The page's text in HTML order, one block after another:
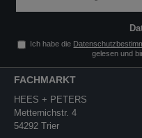
*
Ich habe die
gelesen und
FACHMARKT
HEES + PETERS
Metternichstr. 4
54292 Trier